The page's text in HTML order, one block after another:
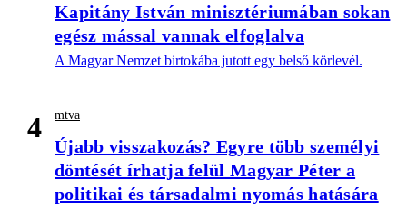
Kapitány István minisztériumában sokan
egész mással vannak elfoglalva
A Magyar Nemzet birtokába jutott egy belső körlevél.
4 mtva
Újabb visszakozás? Egyre több személyi
döntését írhatja felül Magyar Péter a
politikai és társadalmi nyomás hatására